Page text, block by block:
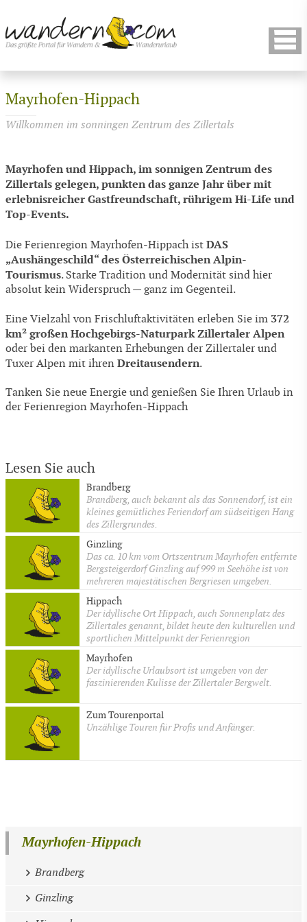
Mayrhofen-Hippach
Willkommen im sonningen Zentrum des Zillertals
Mayrhofen und Hippach, im sonnigen Zentrum des
Zillertals gelegen, punkten das ganze Jahr über mit
erlebnisreicher Gastfreundschaft, rührigem Hi-Life und
Top-Events.
Die Ferienregion Mayrhofen-Hippach ist DAS
„Aushängeschild“ des Österreichischen Alpin-
Tourismus. Starke Tradition und Modernität sind hier
absolut kein Widerspruch — ganz im Gegenteil.
Eine Vielzahl von Frischluftaktivitäten erleben Sie im 372
km² großen Hochgebirgs-Naturpark Zillertaler Alpen
oder bei den markanten Erhebungen der Zillertaler und
Tuxer Alpen mit ihren Dreitausendern.
Tanken Sie neue Energie und genießen Sie Ihren Urlaub in
der Ferienregion Mayrhofen-Hippach
Lesen Sie auch
Brandberg
Brandberg, auch bekannt als das Sonnendorf, ist ein
kleines gemütliches Feriendorf am südseitigen Hang
des Zillergrundes.
Ginzling
Das ca. 10 km vom Ortszentrum Mayrhofen entfernte
Bergsteigerdorf Ginzling auf 999 m Seehöhe ist von
mehreren majestätischen Bergriesen umgeben.
Hippach
Der idyllische Ort Hippach, auch Sonnenplatz des
Zillertales genannt, bildet heute den kulturellen und
sportlichen Mittelpunkt der Ferienregion
Mayrhofen
Der idyllische Urlaubsort ist umgeben von der
faszinierenden Kulisse der Zillertaler Bergwelt.
Zum Tourenportal
Unzählige Touren für Profis und Anfänger.
Mayrhofen-Hippach
Brandberg
Ginzling